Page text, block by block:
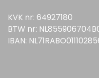
KVK nr: 64927180
BTW nr:
IBAN: